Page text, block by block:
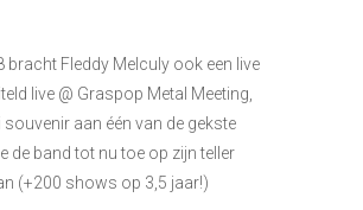
bracht Fleddy Melculy ook een live
live @ Graspop Metal Meeting,
aan één van de gekste
de band tot nu toe op zijn teller
(+200 shows op 3,5 jaar!)